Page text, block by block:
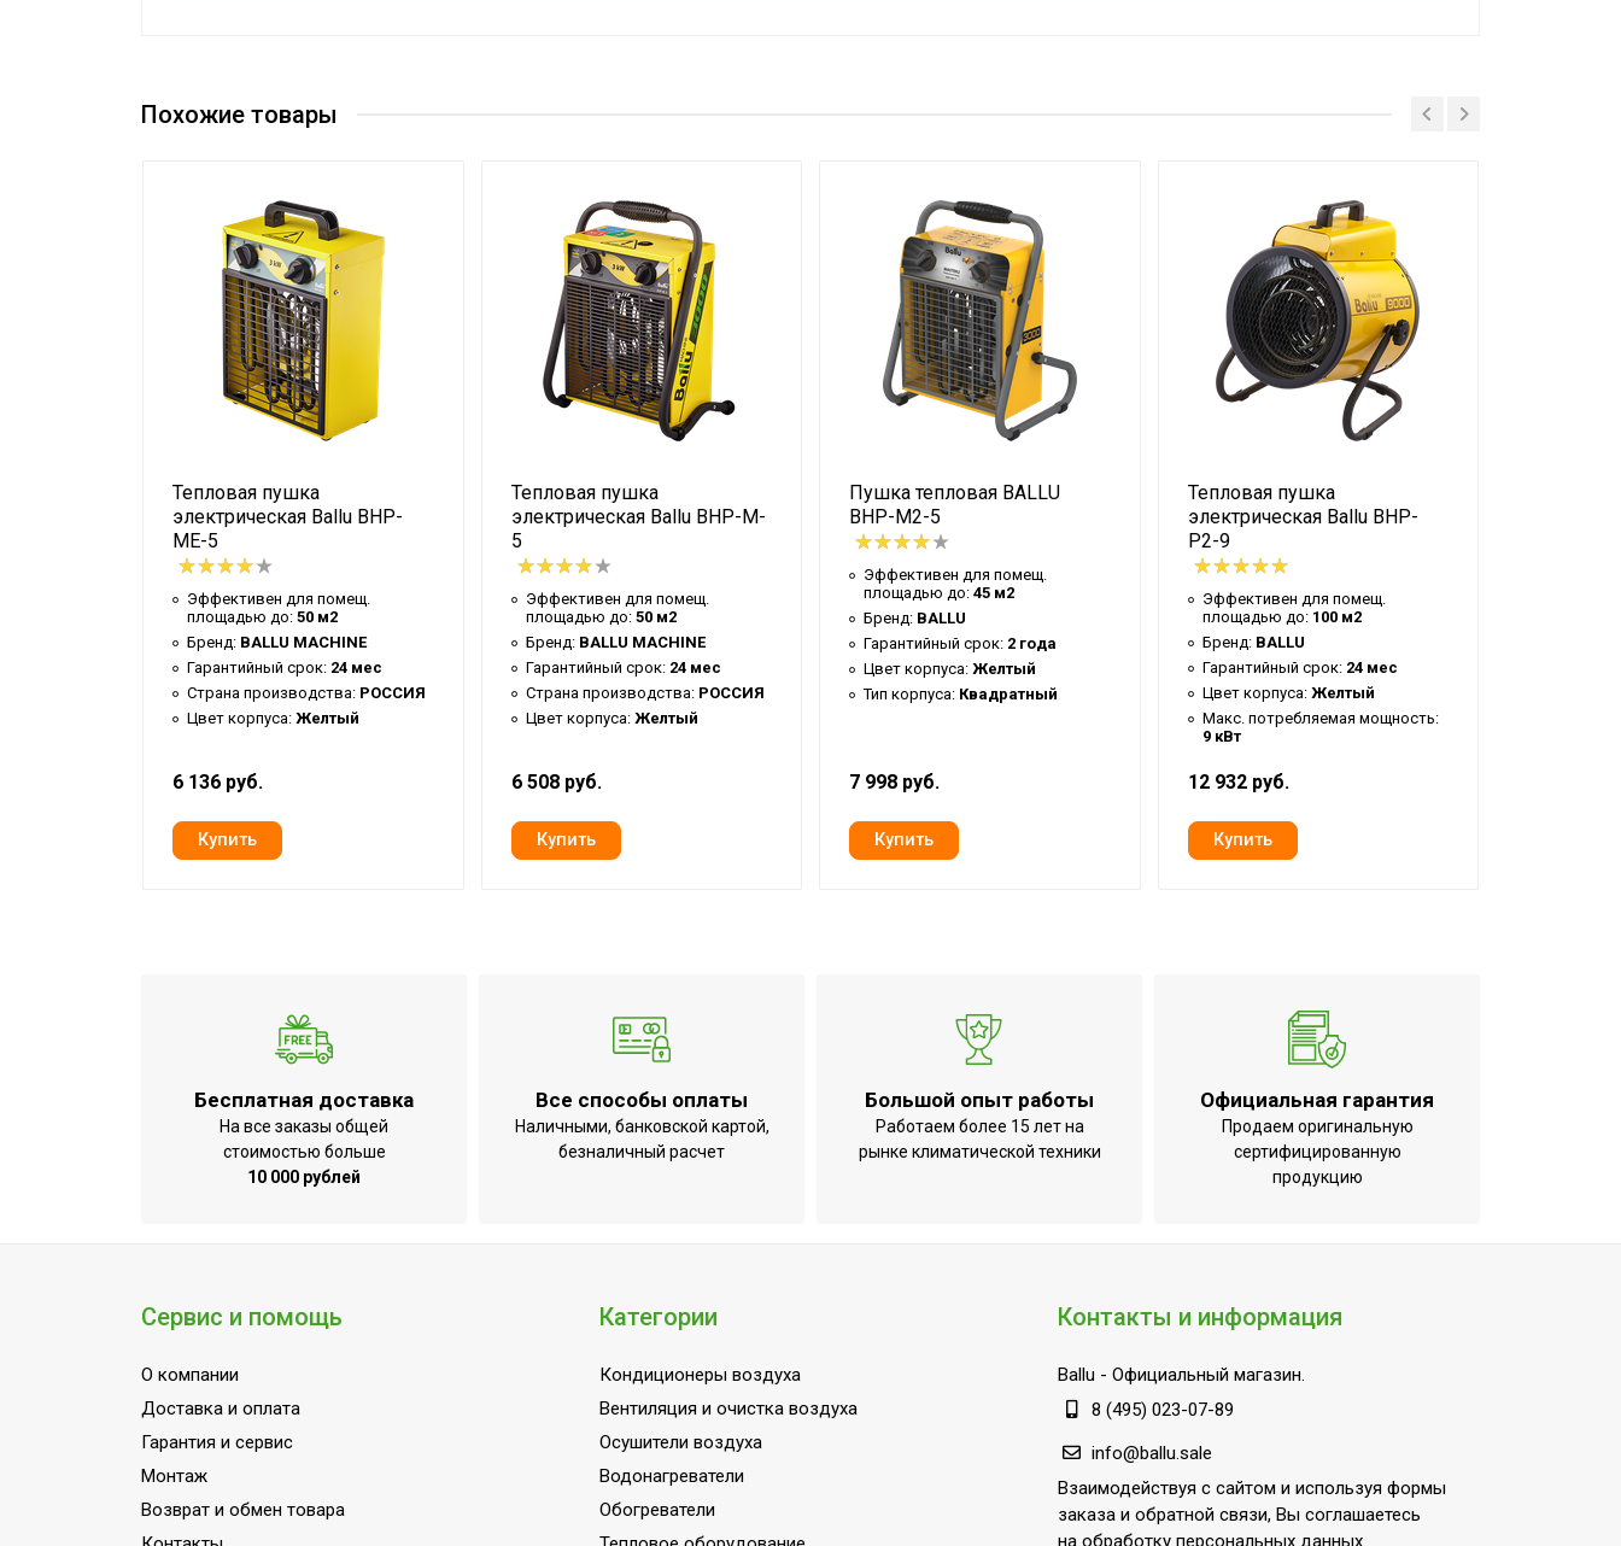
Похожие товары
Тепловая пушка
электрическая Ballu BHP-
ME-5
Эффективен для помещ.
площадью до: 50 м2
Бренд: BALLU MACHINE
Гарантийный срок: 24 мес
Страна производства: РОССИЯ
Цвет корпуса: Желтый
6 136 руб.
Тепловая пушка
электрическая Ballu BHP-M-
5
Эффективен для помещ.
площадью до: 50 м2
Бренд: BALLU MACHINE
Гарантийный срок: 24 мес
Страна производства: РОССИЯ
Цвет корпуса: Желтый
6 508 руб.
Пушка тепловая BALLU
BHP-M2-5
Эффективен для помещ.
площадью до: 45 м2
Бренд: BALLU
Гарантийный срок: 2 года
Цвет корпуса: Желтый
Тип корпуса: Квадратный
7 998 руб.
Тепловая пушка
электрическая Ballu BHP-
P2-9
Эффективен для помещ.
площадью до: 100 м2
Бренд: BALLU
Гарантийный срок: 24 мес
Цвет корпуса: Желтый
Макс. потребляемая мощность:
9 кВт
12 932 руб.
Бесплатная доставка
На все заказы общей
стоимостью больше
10 000 рублей
Все способы оплаты
Наличными, банковской картой,
безналичный расчет
Большой опыт работы
Работаем более 15 лет на
рынке климатической техники
Официальная гарантия
Продаем оригинальную
сертифицированную
продукцию
Сервис и помощь
О компании
Доставка и оплата
Гарантия и сервис
Монтаж
Возврат и обмен товара
Категории
Кондиционеры воздуха
Вентиляция и очистка воздуха
Осушители воздуха
Водонагреватели
Обогреватели
Контакты и информация
Ballu - Официальный магазин.
8 (495) 023-07-89
info@ballu.sale
Взаимодействуя с сайтом и используя формы
заказа и обратной связи, Вы соглашаетесь
на обработку персональных данных.